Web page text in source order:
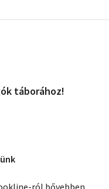
táborához!
ról bővebben